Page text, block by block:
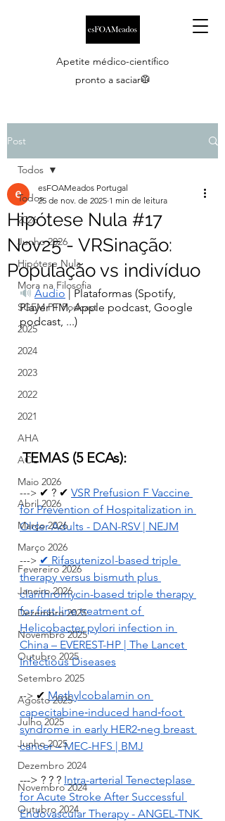
Apetite médico-científico
pronto a saciar🥼
Post
Todos
2026
Junho 2026
Hipótese Nula
Mora na Filosofia
SGEM PT Podcast
2025
2024
2023
2022
2021
AHA
ACC
Maio 2026
Abril 2026
Março 2026
Março 2026
Fevereiro 2026
Janeiro 2026
Dezembro 2025
Novembro 2025
Outubro 2025
Setembro 2025
Agosto 2025
Julho 2025
Junho 2025
Dezembro 2024
Novembro 2024
Outubro 2024
Todos
Hipótese Nula #17
Nov25 - VRSinação:
População vs indivíduo
esFOAMeados Portugal
25 de nov. de 2025 1 min de leitura
🔊 Áudio | Plataformas (Spotify,
Player FM, Apple podcast, Google
podcast, ...)
TEMAS (5 ECAs):
---> ✔ ? ✔ VSR Prefusion F Vaccine
for Prevention of Hospitalization in
Older Adults - DAN-RSV | NEJM
---> ✔ Rifasutenizol-based triple
therapy versus bismuth plus
clarithromycin-based triple therapy
for first-line treatment of
Helicobacter pylori infection in
China – EVEREST-HP | The Lancet
Infectious Diseases
--> ✔ Methylcobalamin on
capecitabine‑induced hand‑foot
syndrome in early HER2‑neg breast
cancer – MEC-HFS | BMJ
---> ? ? ? Intra-arterial Tenecteplase
for Acute Stroke After Successful
Endovascular Therapy - ANGEL-TNK